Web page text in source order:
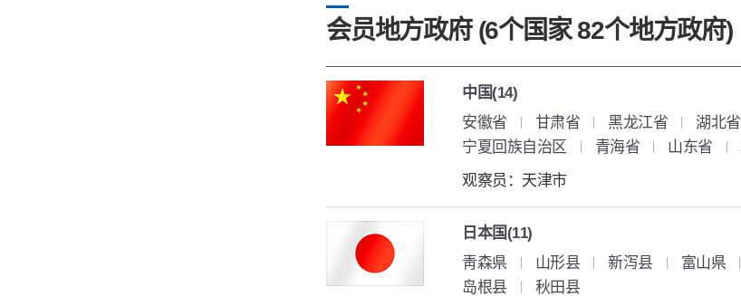
会员地方政府 (6个国家 82个地方政府)
中国(14)
安徽省
甘肃省 黑龙江省 湖北省
宁夏回族自治区
青海省 山东省
观察员：天津市
日本国(11)
靑森県
山形县 新泻县 富山県
岛根县
秋田县